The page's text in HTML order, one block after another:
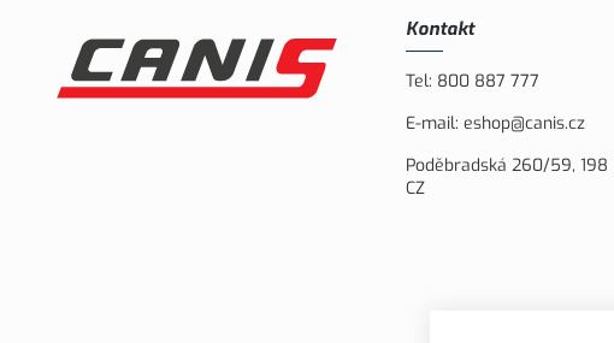
Kontakt
Tel: 800 887 777
E-mail: eshop@canis.cz
Poděbradská 260/59, 198
CZ